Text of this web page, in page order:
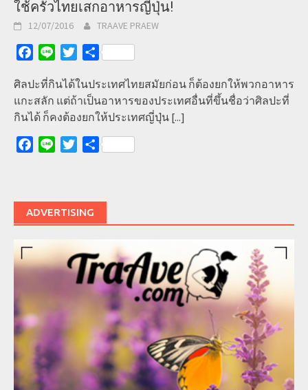
ใช้ครัวไทยเสกอาหารญี่ปุ่น!
12/07/2016 TRAAVE PRAEW
Facebook
Line TwitterShare
ศิลปะที่กินได้ในประเทศไทยสมัยก่อน ก็ต้องยกให้พวกอาหาร
แกะสลัก แต่ถ้าเป็นอาหารของประเทศอื่นที่ขึ้นชื่อว่าศิลปะที่
กินได้ ก็คงต้องยกให้ประเทศญี่ปุ่น [...]
Facebook
Line TwitterShare
ADVERTISING